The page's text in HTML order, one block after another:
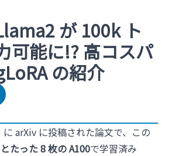
が 100k ト
可能に!? 高コスパ
の紹介
arXiv に投稿された論文で、この
たった 8 枚の A100で学習済み